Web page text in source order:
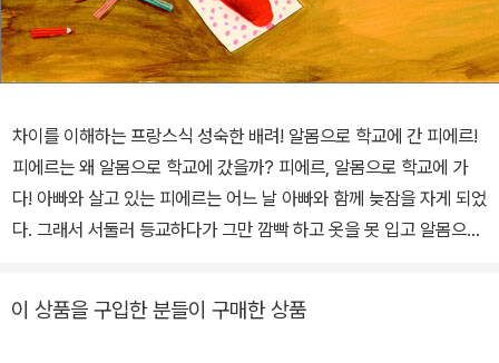
차이를 이해하는 프랑스식 성숙한 배려! 알몸으로 학교에 간 피에르!
피에르는 왜 알몸으로 학교에 갔을까? 피에르, 알몸으로 학교에 가
다! 아빠와 살고 있는 피에르는 어느 날 아빠와 함께 늦잠을 자게 되었
다. 그래서 서둘러 등교하다가 그만 깜빡 하고 옷을 못 입고 알몸으로
온 피에르에게는 무슨 에피소드가 벌어질까? 친구들과 선생님의 반
이 상품을 구입한 분들이 구매한 상품